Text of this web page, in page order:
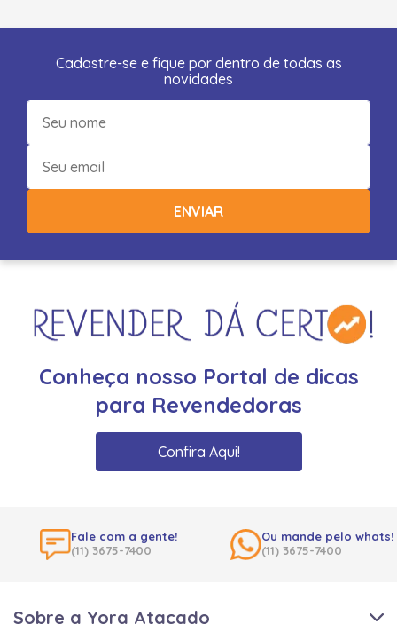
Cadastre-se e fique por dentro de todas as
novidades
ENVIAR
Conheça nosso Portal de dicas
para Revendedoras
Confira Aqui!
Fale com a gente!
(11) 3675-7400
Ou mande pelo whats!
(11) 3675-7400
Sobre a Yora Atacado